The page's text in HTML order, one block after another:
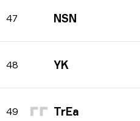
47 NSN
48 YK
49 TrEa